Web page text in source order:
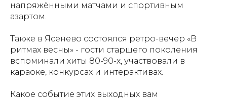
напряжёнными матчами и спортивным
азартом.
Также в Ясенево состоялся ретро-вечер «В
ритмах весны» - гости старшего поколения
вспоминали хиты 80-90-х, участвовали в
караоке, конкурсах и интерактивах.
Какое событие этих выходных вам